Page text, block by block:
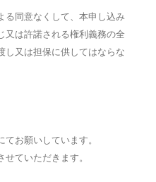
る同意なくして、本申し込み
又は許諾される権利義務の全
し又は担保に供してはならな
お願いしています。
ていただきます。